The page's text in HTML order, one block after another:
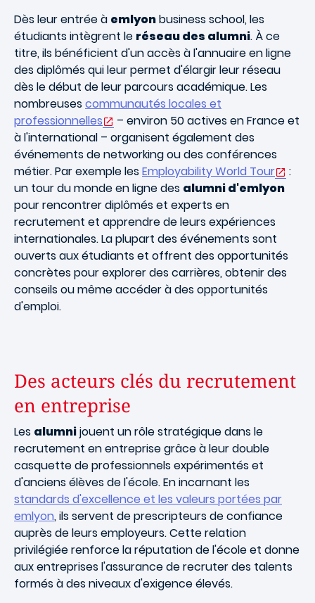
Dès leur entrée à emlyonbusiness school, les
étudiants intègrent le réseau des alumni. À ce
titre, ils bénéficient d'un accès à l'annuaire en ligne
des diplômés qui leur permet d'élargir leur réseau
dès le début de leur parcours académique. Les
nombreusescommunautés locales et
professionnelles
– environ 50 actives en France et
à l'international – organisent également des
événements de networking ou des conférences
métier. Par exemple lesEmployability World Tour
:
un tour du monde en ligne des alumni d'emlyon
pour rencontrer diplômés et experts en
recrutement et apprendre de leurs expériences
internationales. La plupart des événements sont
ouverts aux étudiants et offrent des opportunités
concrètes pour explorer des carrières, obtenir des
conseils ou même accéder à des opportunités
d'emploi.
Des acteurs clés du recrutement
en entreprise
Les alumnijouent un rôle stratégique dans le
recrutement en entreprise grâce à leur double
casquette de professionnels expérimentés et
d'anciens élèves de l'école. En incarnant les
standards d'excellence et les valeurs portées par
emlyon, ils servent de prescripteurs de confiance
auprès de leurs employeurs. Cette relation
privilégiée renforce la réputation de l'école et donne
aux entreprises l'assurance de recruter des talents
formés à des niveaux d'exigence élevés.